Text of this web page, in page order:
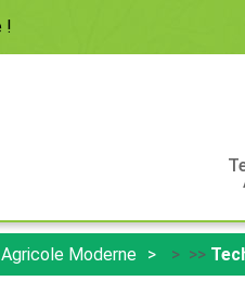
!
Agricole Moderne > >>